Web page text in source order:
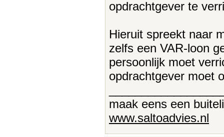
opdrachtgever te
Hieruit spreekt naar
zelfs een VAR-loon
persoonlijk moet
opdrachtgever moet
maak eens een
www.saltoadvies.nl